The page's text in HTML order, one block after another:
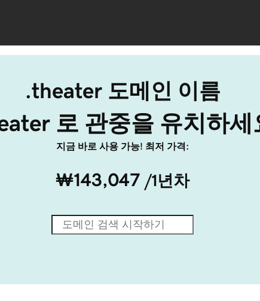
.theater 도메인 이름
로 관중을 유치하세
지금 바로 사용 가능! 최저 가격:
₩143,047 /1년차